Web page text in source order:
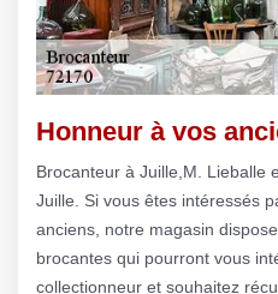
Honneur à vos
Brocanteur à Juille,M. Lieballe
Juille. Si vous êtes intéressés
anciens, notre magasin
brocantes qui pourront vous
collectionneur et souhaitez